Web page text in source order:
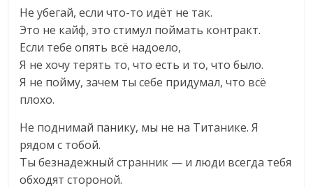
Не убегай, если что-то идёт не так.
Это не кайф, это стимул поймать контракт.
Если тебе опять всё надоело,
Я не хочу терять то, что есть и то, что было.
Я не пойму, зачем ты себе придумал, что всё
плохо.
Не поднимай панику, мы не на Титанике. Я
рядом с тобой.
Ты безнадежный странник — и люди всегда тебя
обходят стороной.